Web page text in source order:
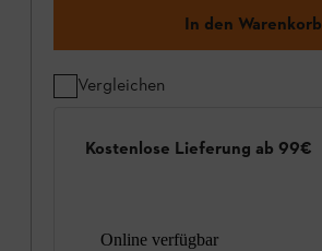
In den Warenkorb
Vergleichen
Kostenlose Lieferung ab 99€
Online verfügbar